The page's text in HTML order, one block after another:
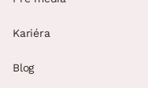
Kariéra
Blog